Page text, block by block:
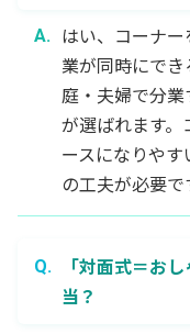
はい、コーナ
業が同時にで
庭・夫婦で分
が選ばれます
ースになりや
の工夫が必要で
「対面式＝お
当？